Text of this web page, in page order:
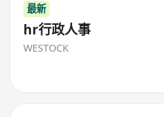
最新
hr行政人事
WESTOCK